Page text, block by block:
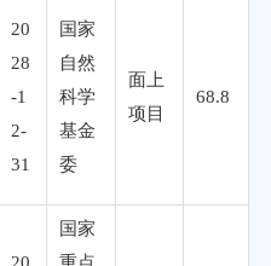
20
28
-1
2-
31
国家
自然
科学
基金
委
面上
项目
68.8
20
国家
重点